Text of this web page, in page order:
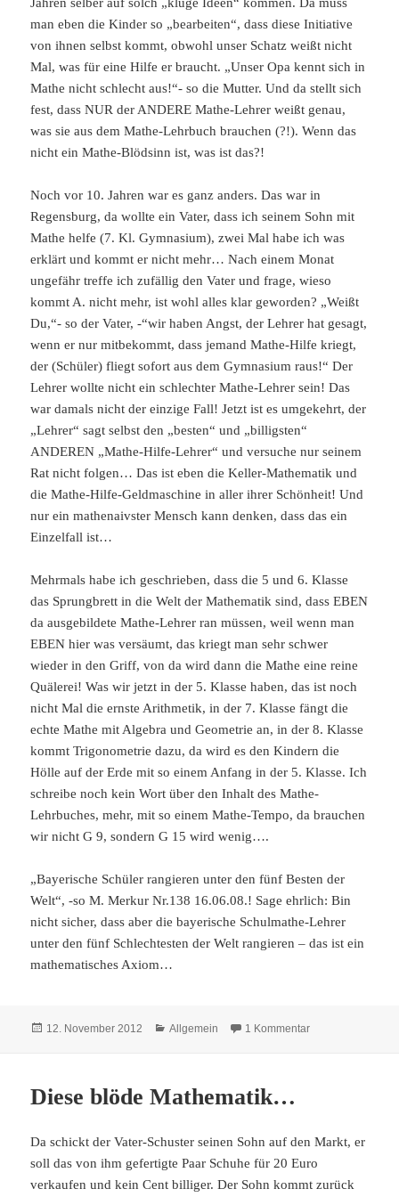
man eben die Kinder so „bearbeiten“, dass diese Initiative
von ihnen selbst kommt, obwohl unser Schatz weißt nicht
Mal, was für eine Hilfe er braucht. „Unser Opa kennt sich in
Mathe nicht schlecht aus!“- so die Mutter. Und da stellt sich
fest, dass NUR der ANDERE Mathe-Lehrer weißt genau,
was sie aus dem Mathe-Lehrbuch brauchen (?!). Wenn das
nicht ein Mathe-Blödsinn ist, was ist das?!
Noch vor 10. Jahren war es ganz anders. Das war in
Regensburg, da wollte ein Vater, dass ich seinem Sohn mit
Mathe helfe (7. Kl. Gymnasium), zwei Mal habe ich was
erklärt und kommt er nicht mehr… Nach einem Monat
ungefähr treffe ich zufällig den Vater und frage, wieso
kommt A. nicht mehr, ist wohl alles klar geworden? „Weißt
Du,“- so der Vater, -“wir haben Angst, der Lehrer hat gesagt,
wenn er nur mitbekommt, dass jemand Mathe-Hilfe kriegt,
der (Schüler) fliegt sofort aus dem Gymnasium raus!“ Der
Lehrer wollte nicht ein schlechter Mathe-Lehrer sein! Das
war damals nicht der einzige Fall! Jetzt ist es umgekehrt, der
„Lehrer“ sagt selbst den „besten“ und „billigsten“
ANDEREN „Mathe-Hilfe-Lehrer“ und versuche nur seinem
Rat nicht folgen… Das ist eben die Keller-Mathematik und
die Mathe-Hilfe-Geldmaschine in aller ihrer Schönheit! Und
nur ein mathenaivster Mensch kann denken, dass das ein
Einzelfall ist…
Mehrmals habe ich geschrieben, dass die 5 und 6. Klasse
das Sprungbrett in die Welt der Mathematik sind, dass EBEN
da ausgebildete Mathe-Lehrer ran müssen, weil wenn man
EBEN hier was versäumt, das kriegt man sehr schwer
wieder in den Griff, von da wird dann die Mathe eine reine
Quälerei! Was wir jetzt in der 5. Klasse haben, das ist noch
nicht Mal die ernste Arithmetik, in der 7. Klasse fängt die
echte Mathe mit Algebra und Geometrie an, in der 8. Klasse
kommt Trigonometrie dazu, da wird es den Kindern die
Hölle auf der Erde mit so einem Anfang in der 5. Klasse. Ich
schreibe noch kein Wort über den Inhalt des Mathe-
Lehrbuches, mehr, mit so einem Mathe-Tempo, da brauchen
wir nicht G 9, sondern G 15 wird wenig….
„Bayerische Schüler rangieren unter den fünf Besten der
Welt“, -so M. Merkur Nr.138 16.06.08.! Sage ehrlich: Bin
nicht sicher, dass aber die bayerische Schulmathe-Lehrer
unter den fünf Schlechtesten der Welt rangieren – das ist ein
mathematisches Axiom…
Veröffentlicht
12. November 2012 Kategorien
Allgemein 1 Kommentarzu Die Mathe-
Diese blöde Mathematik…
Da schickt der Vater-Schuster seinen Sohn auf den Markt, er
soll das von ihm gefertigte Paar Schuhe für 20 Euro
verkaufen und kein Cent billiger. Der Sohn kommt zurück